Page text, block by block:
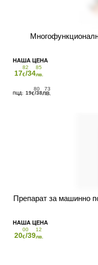
17
82
€/34
85
лв.
19
80
€/38
73
ЛВ.
Препарат за машинно
20
00
€/39
12
лв.